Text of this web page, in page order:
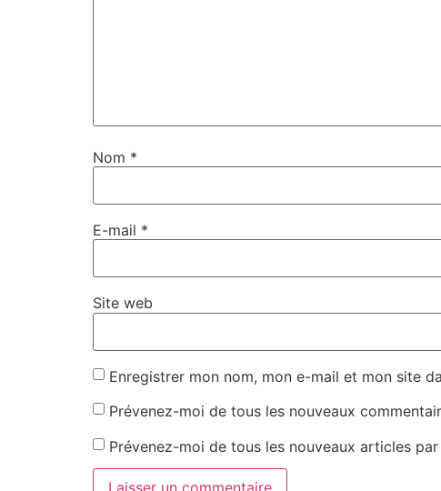
Nom *
E-mail *
Site web
Enregistrer mon nom, mon e-mail et mon site
Prévenez-moi de tous les nouveaux
Prévenez-moi de tous les nouveaux articles